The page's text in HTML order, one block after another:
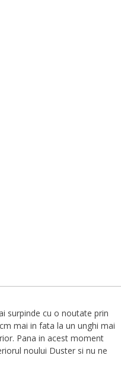
surpinde cu o noutate prin
mai in fata la un unghi mai
Pana in acest moment
noului Duster si nu ne